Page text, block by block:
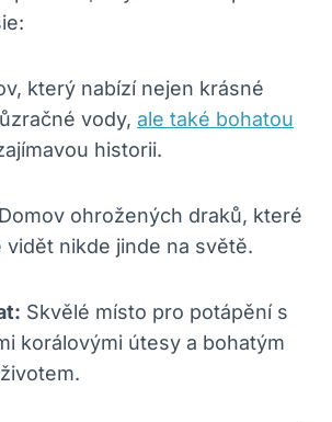
který nabízí nejen krásné
vody, ale také bohatou
historii.
Domov ohrožených draků, které
vidět nikde jinde na světě.
Skvělé místo pro potápění s
korálovými útesy a bohatým